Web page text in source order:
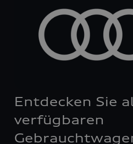
Entdecken Sie
verfügbaren